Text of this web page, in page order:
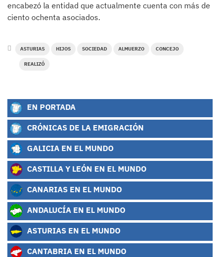
encabezó la entidad que actualmente cuenta con más de
ciento ochenta asociados.
ASTURIAS HIJOS SOCIEDAD ALMUERZO CONCEJO
REALIZÓ
EN PORTADA
CRÓNICAS DE LA EMIGRACIÓN
GALICIA EN EL MUNDO
CASTILLA Y LEÓN EN EL MUNDO
CANARIAS EN EL MUNDO
ANDALUCÍA EN EL MUNDO
ASTURIAS EN EL MUNDO
CANTABRIA EN EL MUNDO